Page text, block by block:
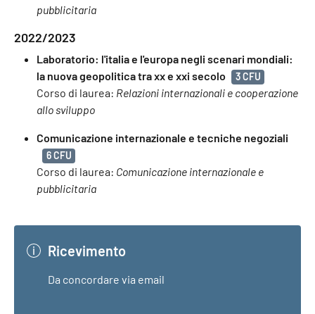
pubblicitaria
2022/2023
Laboratorio: l'italia e l'europa negli scenari mondiali:
la nuova geopolitica tra xx e xxi secolo
3 CFU
Corso di laurea: Relazioni internazionali e cooperazione
allo sviluppo
Comunicazione internazionale e tecniche negoziali
6 CFU
Corso di laurea: Comunicazione internazionale e
pubblicitaria
Ricevimento
Da concordare via email